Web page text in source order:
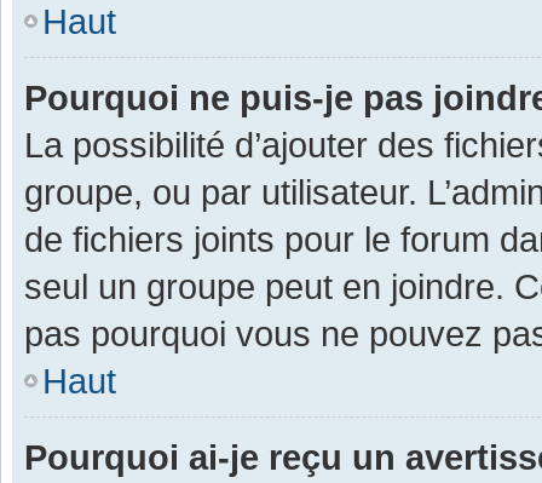
Haut
Pourquoi ne puis-je pas
La possibilité d’ajouter des
groupe, ou par utilisateur.
de fichiers joints pour le forum
seul un groupe peut en joindre.
pas pourquoi vous ne pouvez
Haut
Pourquoi ai-je reçu un